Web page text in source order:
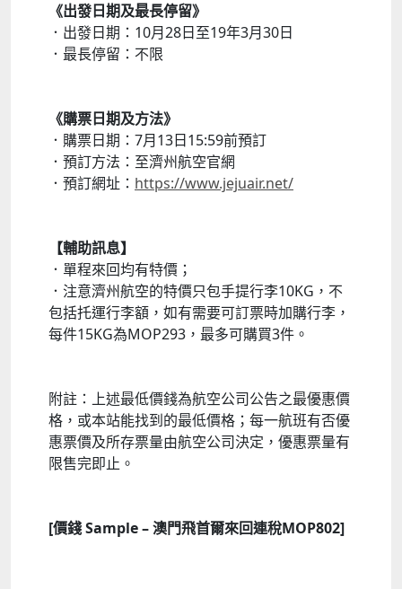
《出發日期及最長停留》
．出發日期：10月28日至19年3月30日
．最長停留：不限
《購票日期及方法》
．購票日期：7月13日15:59前預訂
．預訂方法：至濟州航空官網
．預訂網址： https://www.jejuair.net/
【輔助訊息】
．單程來回均有特價；
．注意濟州航空的特價只包手提行李10KG，不
包括托運行李額，如有需要可訂票時加購行李，
每件15KG為MOP293，最多可購買3件。
附註：上述最低價錢為航空公司公告之最優惠價
格，或本站能找到的最低價格；每一航班有否優
惠票價及所存票量由航空公司決定，優惠票量有
限售完即止。
[價錢 Sample – 澳門飛首爾來回連稅MOP802]